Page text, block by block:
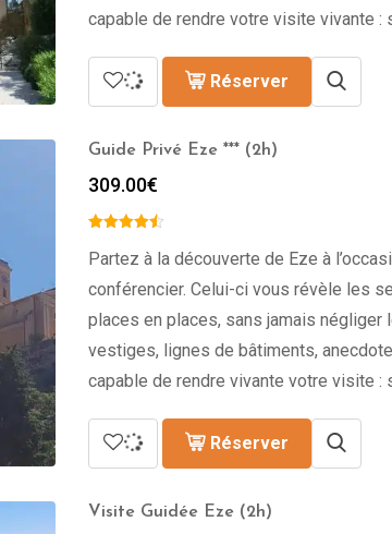
capable de rendre votre visite vivante :
Réserver
Guide Privé Eze *** (2h)
309.00€
Partez à la découverte de Eze à
conférencier. Celui-ci vous révèle les
places en places, sans jamais
vestiges, lignes de bâtiments,
capable de rendre vivante votre visite :
Réserver
Visite Guidée Eze (2h)